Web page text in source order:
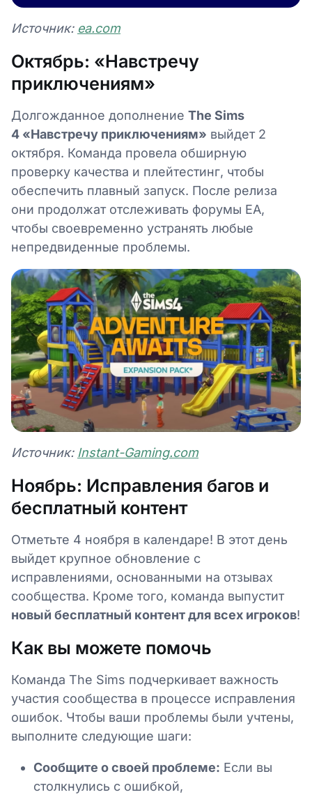
Источник: ea.com
Октябрь: «Навстречу
приключениям»
Долгожданное дополнение The Sims
4 «Навстречу приключениям» выйдет 2
октября. Команда провела обширную
проверку качества и плейтестинг, чтобы
обеспечить плавный запуск. После релиза
они продолжат отслеживать форумы EA,
чтобы своевременно устранять любые
непредвиденные проблемы.
Источник: Instant-Gaming.com
Ноябрь: Исправления багов и
бесплатный контент
Отметьте 4 ноября в календаре! В этот день
выйдет крупное обновление с
исправлениями, основанными на отзывах
сообщества. Кроме того, команда выпустит
новый бесплатный контент для всех игроков!
Как вы можете помочь
Команда The Sims подчеркивает важность
участия сообщества в процессе исправления
ошибок. Чтобы ваши проблемы были учтены,
выполните следующие шаги:
Сообщите о своей проблеме: Если вы
столкнулись с ошибкой,